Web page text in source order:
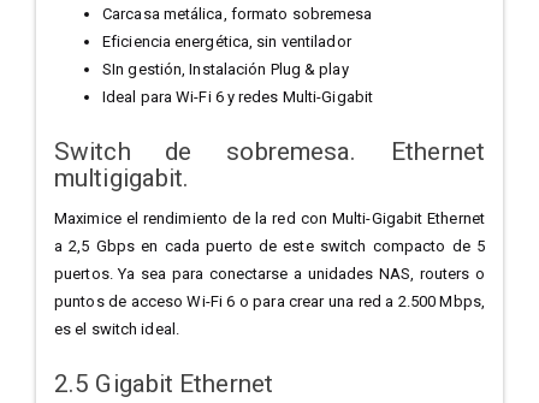
Carcasa metálica, formato sobremesa
Eficiencia energética, sin ventilador
SIn gestión, Instalación Plug & play
Ideal para Wi-Fi 6 y redes Multi-Gigabit
Switch de sobremesa. Ethernet
multigigabit.
Maximice el rendimiento de la red con Multi-Gigabit Ethernet
a 2,5 Gbps en cada puerto de este switch compacto de 5
puertos. Ya sea para conectarse a unidades NAS, routers o
puntos de acceso Wi-Fi 6 o para crear una red a 2.500 Mbps,
es el switch ideal.
2.5 Gigabit Ethernet